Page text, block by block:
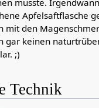
Apfelsaftflasche
mit den
gar keinen
;)
Technik